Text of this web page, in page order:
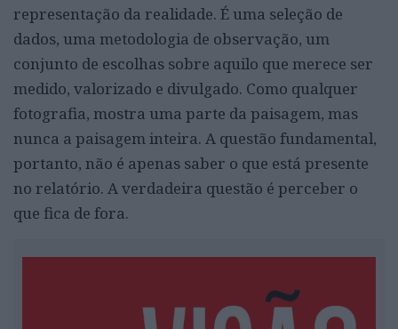
representação da realidade. É uma seleção de
dados, uma metodologia de observação, um
conjunto de escolhas sobre aquilo que merece ser
medido, valorizado e divulgado. Como qualquer
fotografia, mostra uma parte da paisagem, mas
nunca a paisagem inteira. A questão fundamental,
portanto, não é apenas saber o que está presente
no relatório. A verdadeira questão é perceber o
que fica de fora.